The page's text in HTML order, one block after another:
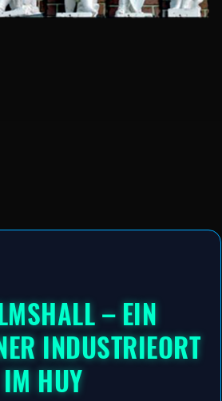
– EIN
INDUSTRIEORT
IM HUY